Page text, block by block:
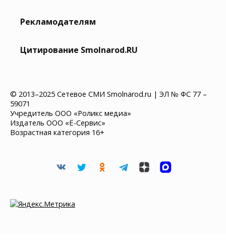
Рекламодателям
Цитирование Smolnarod.RU
© 2013–2025 Сетевое СМИ Smolnarod.ru | ЭЛ № ФС 77 –
59071
Учредитель ООО «Роликс медиа»
Издатель ООО «Ё-Сервис»
Возрастная категория 16+